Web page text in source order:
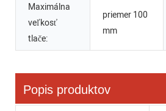
Maximálna
veľkosť
tlače:
priemer 100
mm
Popis produktov